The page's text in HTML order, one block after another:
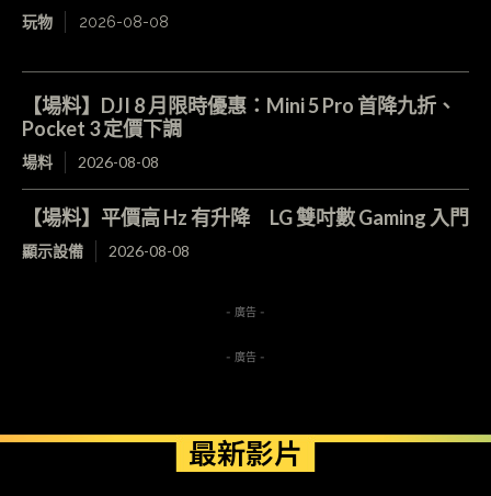
玩物 2026-08-08
【場料】DJI 8 月限時優惠：Mini 5 Pro 首降九折、
Pocket 3 定價下調
場料 2026-08-08
【場料】平價高 Hz 有升降 LG 雙吋數 Gaming 入門
顯示設備 2026-08-08
- 廣告 -
- 廣告 -
最新影片